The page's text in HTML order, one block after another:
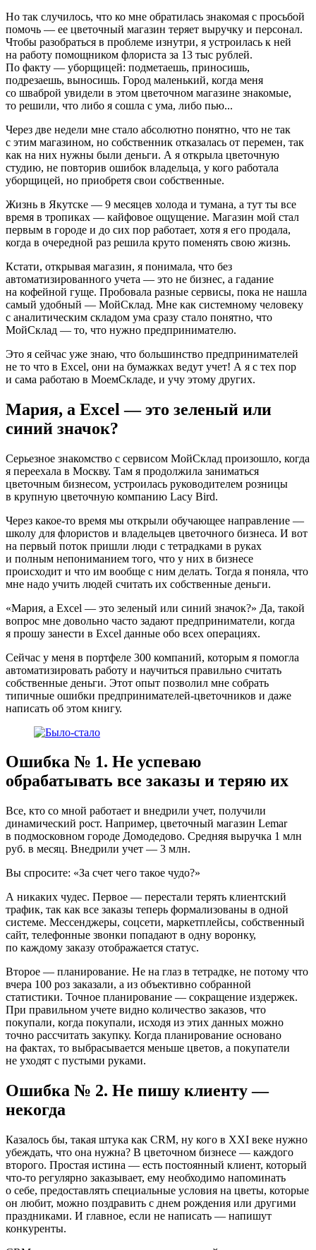
Но так случилось, что ко мне обратилась знакомая с просьбой
помочь — ее цветочный магазин теряет выручку и персонал.
Чтобы разобраться в проблеме изнутри, я устроилась к ней
на работу помощником флориста за 13 тыс рублей.
По факту — уборщицей: подметаешь, приносишь,
подрезаешь, выносишь. Город маленький, когда меня
со шваброй увидели в этом цветочном магазине знакомые,
то решили, что либо я сошла с ума, либо пью...
Через две недели мне стало абсолютно понятно, что не так
с этим магазином, но собственник отказалась от перемен, так
как на них нужны были деньги. А я открыла цветочную
студию, не повторив ошибок владельца, у кого работала
уборщицей, но приобретя свои собственные.
Жизнь в Якутске — 9 месяцев холода и тумана, а тут ты все
время в тропиках — кайфовое ощущение. Магазин мой стал
первым в городе и до сих пор работает, хотя я его продала,
когда в очередной раз решила круто поменять свою жизнь.
Кстати, открывая магазин, я понимала, что без
автоматизированного учета — это не бизнес, а гадание
на кофейной гуще. Пробовала разные сервисы, пока не нашла
самый удобный — МойСклад. Мне как системному человеку
с аналитическим складом ума сразу стало понятно, что
МойСклад — то, что нужно предпринимателю.
Это я сейчас уже знаю, что большинство предпринимателей
не то что в Excel, они на бумажках ведут учет! А я с тех пор
и сама работаю в МоемСкладе, и учу этому других.
Мария, а Excel — это зеленый или
синий значок?
Серьезное знакомство с сервисом МойСклад произошло, когда
я переехала в Москву. Там я продолжила заниматься
цветочным бизнесом, устроилась руководителем розницы
в крупную цветочную компанию Lacy Bird.
Через какое‑то время мы открыли обучающее направление —
школу для флористов и владельцев цветочного бизнеса. И вот
на первый поток пришли люди с тетрадками в руках
и полным непониманием того, что у них в бизнесе
происходит и что им вообще с ним делать. Тогда я поняла, что
мне надо учить людей считать их собственные деньги.
«Мария, а Excel — это зеленый или синий значок?» Да, такой
вопрос мне довольно часто задают предприниматели, когда
я прошу занести в Excel данные обо всех операциях.
Сейчас у меня в портфеле 300 компаний, которым я помогла
автоматизировать работу и научиться правильно считать
собственные деньги. Этот опыт позволил мне собрать
типичные ошибки предпринимателей-цветочников и даже
написать об этом книгу.
Ошибка № 1. Не успеваю
обрабатывать все заказы и теряю их
Все, кто со мной работает и внедрили учет, получили
динамический рост. Например, цветочный магазин Lemar
в подмосковном городе Домодедово. Средняя выручка 1 млн
руб. в месяц. Внедрили учет — 3 млн.
Вы спросите: «За счет чего такое чудо?»
А никаких чудес. Первое — перестали терять клиентский
трафик, так как все заказы теперь формализованы в одной
системе. Мессенджеры, соцсети, маркетплейсы, собственный
сайт, телефонные звонки попадают в одну воронку,
по каждому заказу отображается статус.
Второе — планирование. Не на глаз в тетрадке, не потому что
вчера 100 роз заказали, а из объективно собранной
статистики. Точное планирование — сокращение издержек.
При правильном учете видно количество заказов, что
покупали, когда покупали, исходя из этих данных можно
точно рассчитать закупку. Когда планирование основано
на фактах, то выбрасывается меньше цветов, а покупатели
не уходят с пустыми руками.
Ошибка № 2. Не пишу клиенту —
некогда
Казалось бы, такая штука как CRM, ну кого в XXI веке нужно
убеждать, что она нужна? В цветочном бизнесе — каждого
второго. Простая истина — есть постоянный клиент, который
что‑то регулярно заказывает, ему необходимо напоминать
о себе, предоставлять специальные условия на цветы, которые
он любит, можно поздравить с днем рождения или другими
праздниками. И главное, если не написать — напишут
конкуренты.